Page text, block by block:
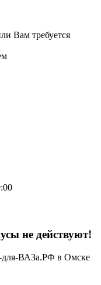
Вам требуется
не действуют!
ВАЗа.РФ в Омске